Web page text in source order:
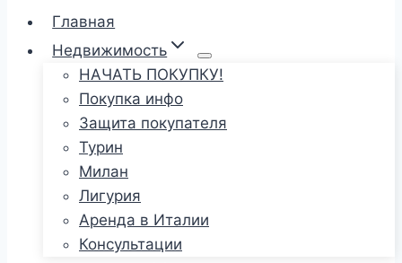
Главная
Недвижимость
НАЧАТЬ ПОКУПКУ!
Покупка инфо
Защита покупателя
Турин
Милан
Лигурия
Аренда в Италии
Консультации